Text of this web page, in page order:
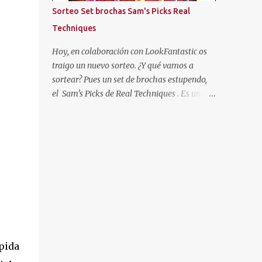
más oscuras, con las puntas más claras,
y jugar con mi pelo, decidí volver a
dejármelo crecer y dejarlo de "su color". Pero
como ya os he dicho al principio, mi color de
pelo es SOSO, así que algo había que hacer.
Entonces descubrí un producto que se
Sorteo Set brochas Sam's Picks Real
Techniques
Hoy, en colaboración con LookFantastic os
traigo un nuevo sorteo. ¿Y qué vamos a
sortear? Pues un set de brochas estupendo,
el Sam's Picks de Real Techniques . Es un set